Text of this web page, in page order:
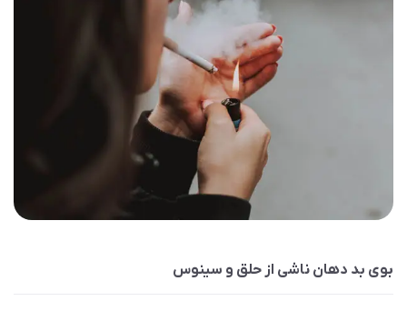
بوی بد دهان ناشی از حلق و سینوس